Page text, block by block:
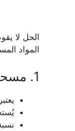
الحل لا
المواد
1. مسحوق النيبور-دي (Nibor-D) أو حمض البوريك
نسبة